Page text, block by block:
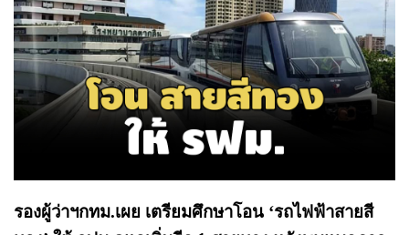
รองผู้ว่าฯกทม.เผย เตรียมศึกษาโอน ‘รถไฟฟ้าสายสี